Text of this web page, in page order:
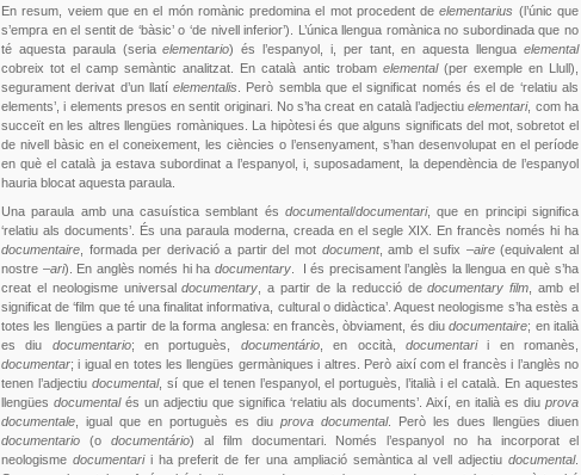
En resum, veiem que en el món romànic predomina el mot procedent deelementarius (l’únic que
s’empra en el sentit de ‘bàsic’ o ‘de nivell inferior’). L’única llengua romànica no subordinada que no
té aquesta paraula (seriaelementario) és l’espanyol, i, per tant, en aquesta llenguaelemental
cobreix tot el camp semàntic analitzat. En català antic trobam elemental(per exemple en Llull),
segurament derivat d’un llatíelementalis . Però sembla que el significat només és el de ‘relatiu als
elements’, i elements presos en sentit originari. No s’ha creat en català l’adjectiuelementari, com ha
succeït en les altres llengües romàniques. La hipòtesi és que alguns significats del mot, sobretot el
de nivell bàsic en el coneixement, les ciències o l’ensenyament, s’han desenvolupat en el període
en què el català ja estava subordinat a l’espanyol, i, suposadament, la dependència de l’espanyol
hauria blocat aquesta paraula.
Una paraula amb una casuística semblant és documental/documentari, que en principi significa
‘relatiu als documents’. És una paraula moderna, creada en el segle XIX. En francès només hi ha
documentaire , formada per derivació a partir del mot document, amb el sufix –aire(equivalent al
nostre –ari). En anglès només hi ha documentary. I és precisament l’anglès la llengua en què s’ha
creat el neologisme universaldocumentary , a partir de la reducció dedocumentary film , amb el
significat de ‘film que té una finalitat informativa, cultural o didàctica’. Aquest neologisme s’ha estès a
totes les llengües a partir de la forma anglesa: en francès, òbviament, és diudocumentaire; en italià
es diu documentario; en portuguès, documentário, en occità, documentarii en romanès,
documentar; i igual en totes les llengües germàniques i altres. Però així com el francès i l’anglès no
tenen l’adjectiu documental, sí que el tenen l’espanyol, el portuguès, l’italià i el català. En aquestes
llengües documentalés un adjectiu que significa ‘relatiu als documents’. Així, en italià es diuprova
documentale , igual que en portuguès es diu prova documental. Però les dues llengües diuen
documentario (o documentário) al film documentari. Només l’espanyol no ha incorporat el
neologisme documentarii ha preferit de fer una ampliació semàntica al vell adjectiudocumental.